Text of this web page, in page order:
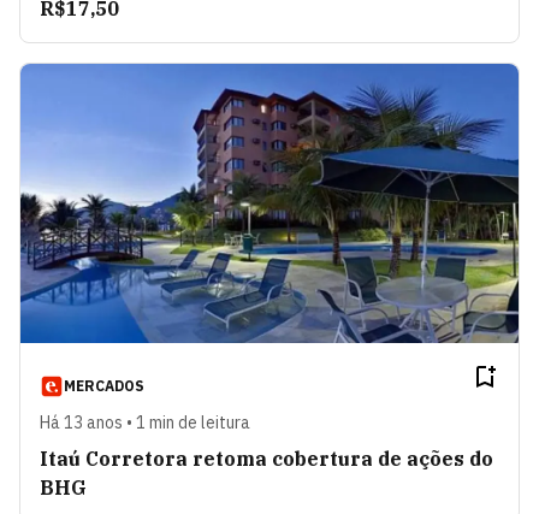
R$17,50
MERCADOS
Há 13 anos • 1 min de leitura
Itaú Corretora retoma cobertura de ações do
BHG